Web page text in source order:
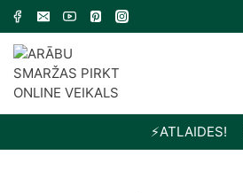
Skip
content
⚡️ATLAIDES!